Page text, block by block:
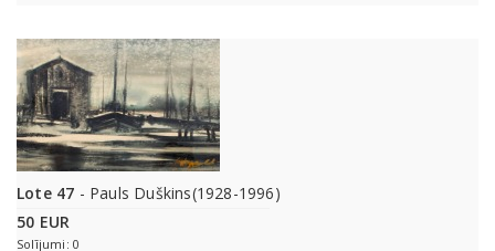
Lote 47 - Pauls Duškins(1928-1996)
50 EUR
Solījumi: 0